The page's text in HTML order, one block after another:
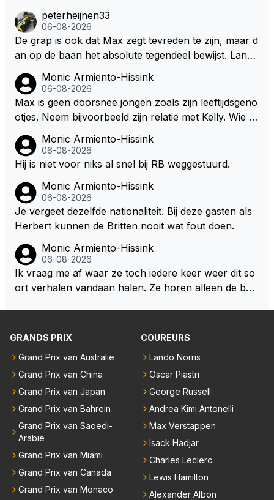
m/haar van zijn laatste zuurverdiende stuiver te ber
oven. De Staat heeft nooit ooit maar een stuiver in Z
andvoort willen investeren en dat zal ook nooit gebe
uren. Afdragen van BTW gelden en vergunningen bi
j dergelijke sportievefestiviteiten MOET je dan weer
wel afstaan, de parasiet.
peterheijnen33
06-08-2026
De grap is ook dat Max zegt tevreden te zijn, maar d
an op de baan het absolute tegendeel bewijst. Lando
dan eigenlijk niet echt zien. ;)
Monic Armiento-Hissink
06-08-2026
Max is geen doorsnee jongen zoals zijn leeftijdsgeno
otjes. Neem bijvoorbeeld zijn relatie met Kelly. Wie g
artjes ouder is en al een kleine heeft van een voorm
alig RB-lid op de leeftijd van 23 jaar? Hij doet dingen
oon. Ieder jaar is er in Hongarije een uitje voor zijn t
eam. Op 28-jarige leeftijd is hij al eigenaar van een su
ccesvol raceteam. Hij is niet alleen speciaal in de aut
Monic Armiento-Hissink
06-08-2026
Hij is niet voor niks al snel bij RB weggestuurd.
Monic Armiento-Hissink
06-08-2026
Je vergeet dezelfde nationaliteit. Bij deze gasten als
Herbert kunnen de Britten nooit wat fout doen.
Monic Armiento-Hissink
06-08-2026
Ik vraag me af waar ze toch iedere keer weer dit so
ort verhalen vandaan halen. Ze horen alleen de boa
emand weet wat er zich afspeelt achter gesloten de
iedereen is vertrokken. Dat er nu een paar jaar acht
er elkaar mensen een andere uitdagingen zoeken of
niet meer in de F1 willen werken is niet zo gek als de
meesten van hen al sinds dat RB hun intrede deed a
anwezig waren. De mensen die nu een aantal van di
e lege plaatsen op gaan vullen hebben ook al jaren
binnen RB gewerkt en zijn voor Max geen vreemde
n meer. Ook andere teams verliezen mensen. Er wo
rdt teveel drama van gemaakt.
GRANDS PRIX
Grand Prix van Australië
Grand Prix van China
Grand Prix van Japan
Grand Prix van Bahrein
Grand Prix van Saoedi-
Arabië
Grand Prix van Miami
Grand Prix van Canada
Grand Prix van Monaco
COUREURS
Lando Norris
Oscar Piastri
George Russell
Andrea Kimi Antonelli
Max Verstappen
Isack Hadjar
Charles Leclerc
Lewis Hamilton
Alexander Albon